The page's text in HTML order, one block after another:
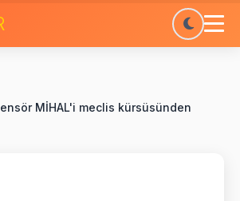
MİHAL'i meclis kürsüsünden